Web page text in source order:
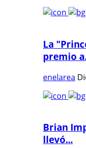
La
premio
enelarea
Brian
llevó...